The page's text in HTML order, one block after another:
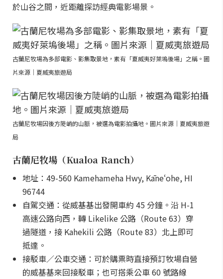
於山谷之間，近距離探訪經典電影場景。
古蘭尼牧場為多部電影、影集取景地，素有「夏威夷好萊塢後場」之稱。圖
片來源｜夏威夷旅遊局
古蘭尼牧場因後方陡峭的山脈，被選為電影拍攝地。圖片來源｜夏威夷旅遊
局
古蘭尼牧場（Kualoa Ranch）
地址：49-560 Kamehameha Hwy, Kāneʻohe, HI
96744
自駕交通：從威基基出發開車約 45 分鐘。沿 H-1
高速公路向西，轉 Likelike 公路（Route 63）穿
過隧道，接 Kahekili 公路（Route 83）北上即可
抵達。
接駁車／公車交通：可於購票時直接預訂牧場自營
的威基基來回接駁車；也可搭乘公車 60 號路線